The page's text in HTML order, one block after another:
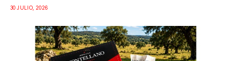
30 JULIO, 2026